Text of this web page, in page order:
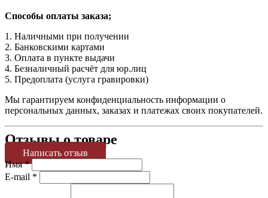
Способы оплаты заказа;
1. Наличными при получении
2. Банковскими картами
3. Оплата в пункте выдачи
4. Безналичный расчёт для юр.лиц
5. Предоплата (услуга гравировки)
Мы гарантируем конфиденциальность информации о
персональных данных, заказах и платежах своих покупателей.
Отзывы о товаре
Написать отзыв
Имя*
E-mail *